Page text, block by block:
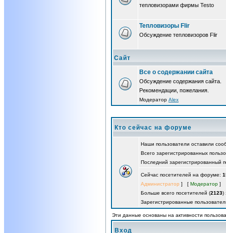
тепловизорами фирмы Testo
Тепловизоры Flir
Обсуждение тепловизоров Flir
Сайт
Все о содержании сайта
Обсуждение содержания сайта.
Рекомендации, пожелания.
Модератор Alex
Кто сейчас на форуме
Наши пользователи оставили
Всего зарегистрированных
Последний зарегистрированный
Сейчас посетителей на форуме:
Администратор ] [ Модератор ]
Больше всего посетителей (2123)
Зарегистрированные
Эти данные основаны на активности
Вход